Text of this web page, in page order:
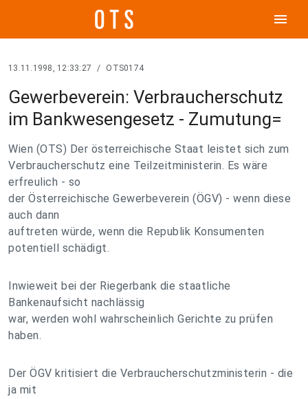
menu
13.11.1998, 12:33:27 / OTS0174
Gewerbeverein: Verbraucherschutz
im Bankwesengesetz - Zumutung=
Wien (OTS) Der österreichische Staat leistet sich zum
Verbraucherschutz eine Teilzeitministerin. Es wäre
erfreulich - so
der Österreichische Gewerbeverein (ÖGV) - wenn diese
auch dann
auftreten würde, wenn die Republik Konsumenten
potentiell schädigt.
Inwieweit bei der Riegerbank die staatliche
Bankenaufsicht nachlässig
war, werden wohl wahrscheinlich Gerichte zu prüfen
haben.
Der ÖGV kritisiert die Verbraucherschutzministerin - die
ja mit